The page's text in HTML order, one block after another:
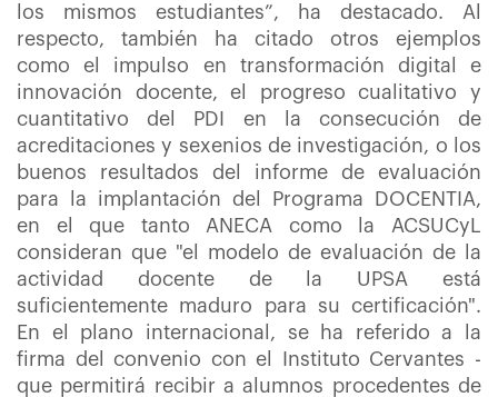
los mismos estudiantes”, ha destacado. Al
respecto, también ha citado otros ejemplos
como el impulso en transformación digital e
innovación docente, el progreso cualitativo y
cuantitativo del PDI en la consecución de
acreditaciones y sexenios de investigación, o los
buenos resultados del informe de evaluación
para la implantación del Programa DOCENTIA,
en el que tanto ANECA como la ACSUCyL
consideran que "el modelo de evaluación de la
actividad docente de la UPSA está
suficientemente maduro para su certificación".
En el plano internacional, se ha referido a la
firma del convenio con el Instituto Cervantes -
que permitirá recibir a alumnos procedentes de